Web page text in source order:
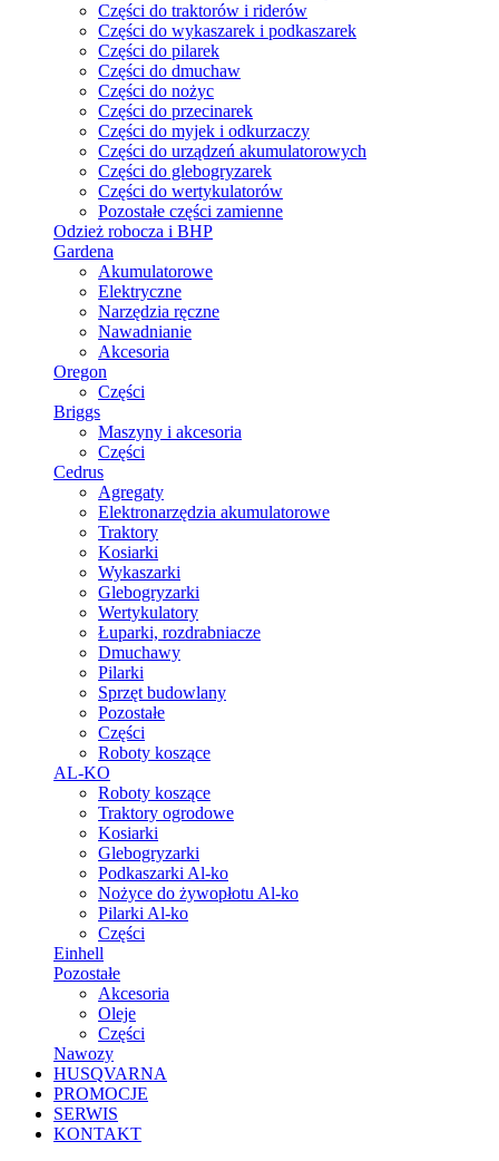
Części do traktorów i riderów
Części do wykaszarek i podkaszarek
Części do pilarek
Części do dmuchaw
Części do nożyc
Części do przecinarek
Części do myjek i odkurzaczy
Części do urządzeń akumulatorowych
Części do glebogryzarek
Części do wertykulatorów
Pozostałe części zamienne
Odzież robocza i BHP
Gardena
Akumulatorowe
Elektryczne
Narzędzia ręczne
Nawadnianie
Akcesoria
Oregon
Części
Briggs
Maszyny i akcesoria
Części
Cedrus
Agregaty
Elektronarzędzia akumulatorowe
Traktory
Kosiarki
Wykaszarki
Glebogryzarki
Wertykulatory
Łuparki, rozdrabniacze
Dmuchawy
Pilarki
Sprzęt budowlany
Pozostałe
Części
Roboty koszące
AL-KO
Roboty koszące
Traktory ogrodowe
Kosiarki
Glebogryzarki
Podkaszarki Al-ko
Nożyce do żywopłotu Al-ko
Pilarki Al-ko
Części
Einhell
Pozostałe
Akcesoria
Oleje
Części
Nawozy
HUSQVARNA
PROMOCJE
SERWIS
KONTAKT